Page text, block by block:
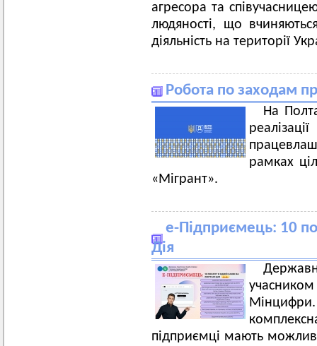
агресора та
людяності, що
діяльність на території
Робота по заходам
На
рамках
«Мігрант».
е-Підприємець: 10
Дія
учасником
підприємці мають